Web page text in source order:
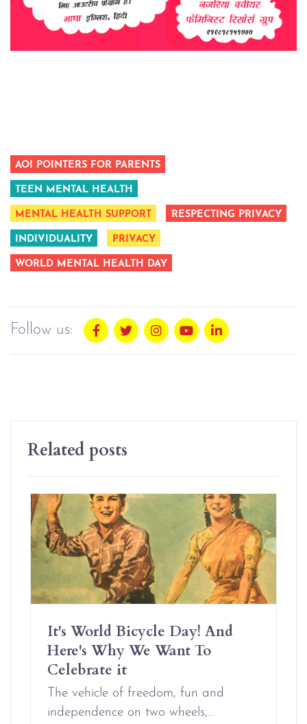
AOI POINTERS FOR PARENTS
TEEN MENTAL HEALTH
MENTAL HEALTH SUPPORT RESPECTING PRIVACY
INDIVIDUALITY PRIVACY
WORLD MENTAL HEALTH DAY
Follow us:
Related posts
It's World Bicycle Day! And
Here's Why We Want To
Celebrate it
The vehicle of freedom, fun and
independence on two wheels,…